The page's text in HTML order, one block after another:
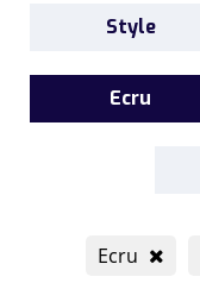
Style
Ecru
Ecru